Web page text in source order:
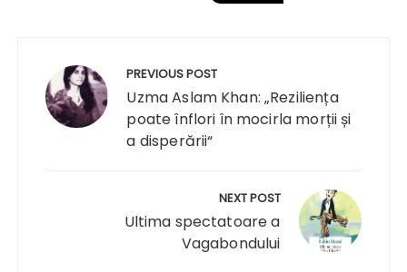
articole
PREVIOUS POST
Uzma Aslam Khan: „Reziliența
poate înflori în mocirla morții și
a disperării“
NEXT POST
Ultima spectatoare a
Vagabondului